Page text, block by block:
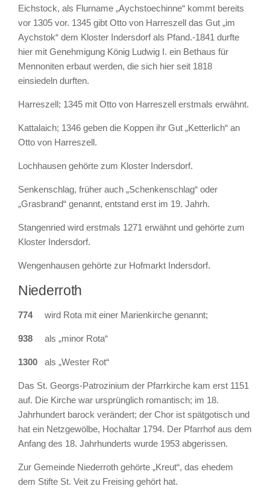
Eichstock, als Flurname „Aychstoechinne“ kommt bereits
vor 1305 vor. 1345 gibt Otto von Harreszell das Gut „im
Aychstok“ dem Kloster Indersdorf als Pfand.-1841 durfte
hier mit Genehmigung König Ludwig I. ein Bethaus für
Mennoniten erbaut werden, die sich hier seit 1818
einsiedeln durften.
Harreszell; 1345 mit Otto von Harreszell erstmals erwähnt.
Kattalaich; 1346 geben die Koppen ihr Gut „Ketterlich“ an
Otto von Harreszell.
Lochhausen gehörte zum Kloster Indersdorf.
Senkenschlag, früher auch „Schenkenschlag“ oder
„Grasbrand“ genannt, entstand erst im 19. Jahrh.
Stangenried wird erstmals 1271 erwähnt und gehörte zum
Kloster Indersdorf.
Wengenhausen gehörte zur Hofmarkt Indersdorf.
Niederroth
774wird Rota mit einer Marienkirche genannt;
938 als „minor Rota“
1300 als „Wester Rot“
Das St. Georgs-Patrozinium der Pfarrkirche kam erst 1151
auf. Die Kirche war ursprünglich romantisch; im 18.
Jahrhundert barock verändert; der Chor ist spätgotisch und
hat ein Netzgewölbe, Hochaltar 1794. Der Pfarrhof aus dem
Anfang des 18. Jahrhunderts wurde 1953 abgerissen.
Zur Gemeinde Niederroth gehörte „Kreut“, das ehedem
dem Stifte St. Veit zu Freising gehört hat.